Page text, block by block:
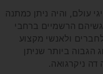
עולם, והיה ניתן כמתנה
הרשמיים ברחבי
כשחולק לחברים ולאנשי מקצוע
הגבוה ביותר שניתן
דה ניקרגואה.